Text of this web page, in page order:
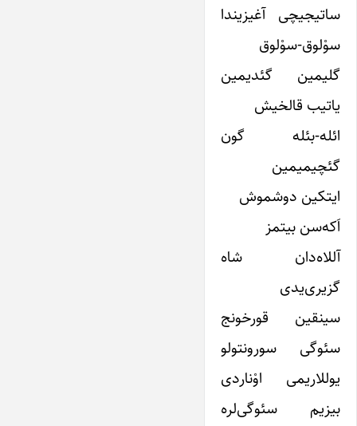
ساتیجیچی آغیزیندا
سوْلوق-سوْلوق
گلیمین گئدیمین
یاتیب قالخیش
ائله-بئله گون
گئچیمیمین
ایتکین دوشموش
اَکه‌سن بیتمز
آللاه‌دان شاه
گزیری‌یدی
سینقین قورخونج
سئوگی سورونتولو
یوللاریمی اوْناردی
بیزیم سئوگی‌لره